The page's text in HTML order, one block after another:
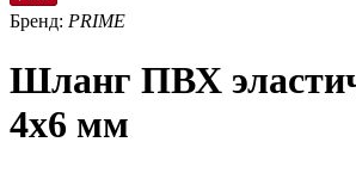
Бренд: PRIME
Шланг ПВХ
4x6 мм